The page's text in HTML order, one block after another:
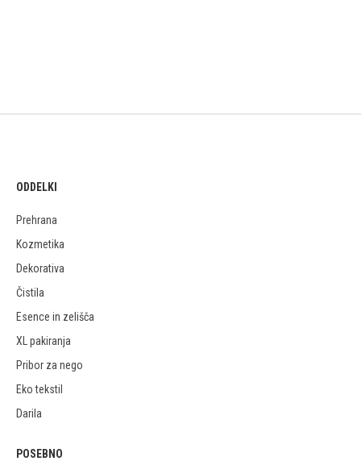
ODDELKI
Prehrana
Kozmetika
Dekorativa
Čistila
Esence in zelišča
XL pakiranja
Pribor za nego
Eko tekstil
Darila
POSEBNO